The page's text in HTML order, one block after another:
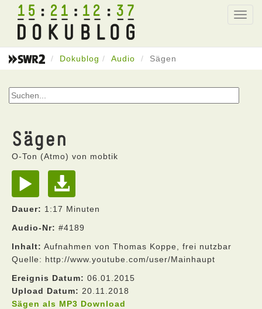
15 21 12 37
Dokublog Audio Sägen
Sägen
O-Ton (Atmo) von mobtik
Dauer: 1:17 Minuten
Audio-Nr: #4189
Inhalt: Aufnahmen von Thomas Koppe, frei nutzbar
Quelle: http://www.youtube.com/user/Mainhaupt
Ereignis Datum: 06.01.2015
Upload Datum: 20.11.2018
Sägen als MP3 Download